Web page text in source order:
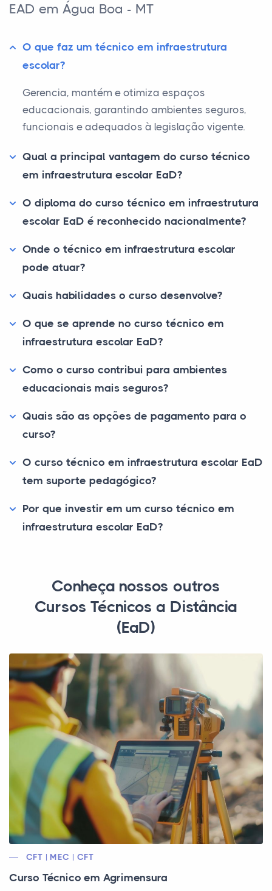
EAD em Água Boa - MT
O que faz um técnico em infraestrutura
escolar?
Gerencia, mantém e otimiza espaços
educacionais, garantindo ambientes seguros,
funcionais e adequados à legislação vigente.
Qual a principal vantagem do curso técnico
em infraestrutura escolar EaD?
O diploma do curso técnico em infraestrutura
escolar EaD é reconhecido nacionalmente?
Onde o técnico em infraestrutura escolar
pode atuar?
Quais habilidades o curso desenvolve?
O que se aprende no curso técnico em
infraestrutura escolar EaD?
Como o curso contribui para ambientes
educacionais mais seguros?
Quais são as opções de pagamento para o
curso?
O curso técnico em infraestrutura escolar EaD
tem suporte pedagógico?
Por que investir em um curso técnico em
infraestrutura escolar EaD?
Conheça nossos outros
Cursos Técnicos a Distância
(EaD)
CFT | MEC | CFT
Curso Técnico em Agrimensura